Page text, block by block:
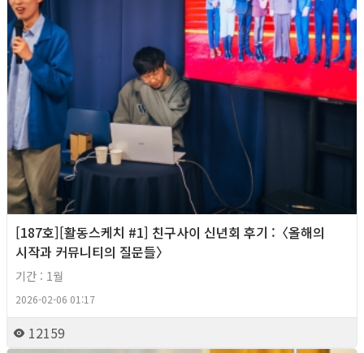
[187호][활동스케치 #1] 친구사이 신년회 후기 :〈올해의
시작과 커뮤니티의 질문들〉
기간 : 1월
2026-02-06 01:17
12159